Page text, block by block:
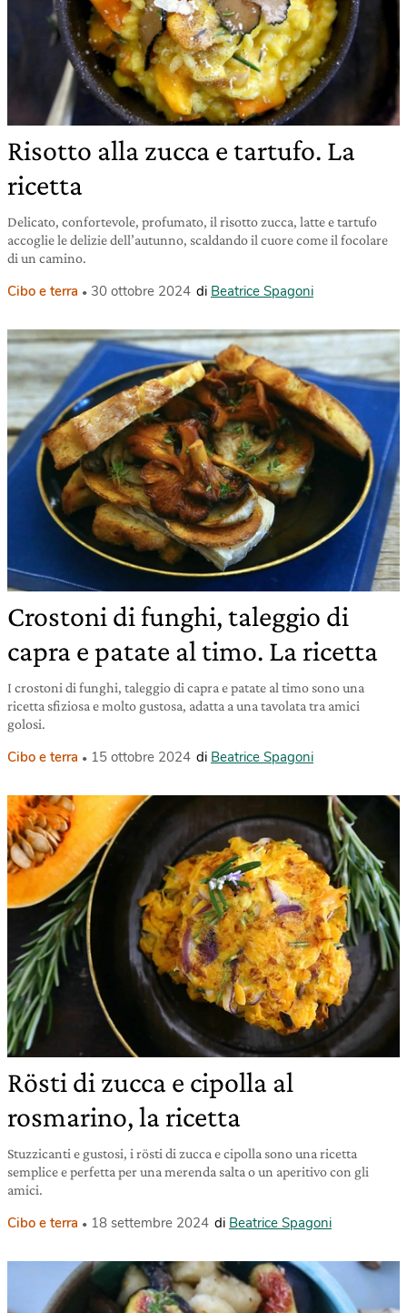
Risotto alla zucca e tartufo. La
ricetta
Delicato, confortevole, profumato, il risotto zucca, latte e tartufo
accoglie le delizie dell’autunno, scaldando il cuore come il focolare
di un camino.
Cibo e terra 30 ottobre 2024 di Beatrice Spagoni
Crostoni di funghi, taleggio di
capra e patate al timo. La ricetta
I crostoni di funghi, taleggio di capra e patate al timo sono una
ricetta sfiziosa e molto gustosa, adatta a una tavolata tra amici
golosi.
Cibo e terra 15 ottobre 2024 di Beatrice Spagoni
Rösti di zucca e cipolla al
rosmarino, la ricetta
Stuzzicanti e gustosi, i rösti di zucca e cipolla sono una ricetta
semplice e perfetta per una merenda salta o un aperitivo con gli
amici.
Cibo e terra 18 settembre 2024 di Beatrice Spagoni